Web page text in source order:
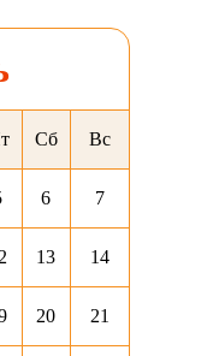
Сб Вс
6 7
13 14
20 21